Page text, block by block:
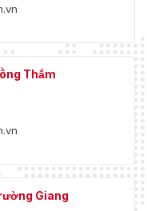
Thắm
Giang